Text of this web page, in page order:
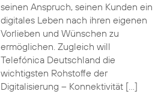
seinen Anspruch, seinen Kunden ein
digitales Leben nach ihren eigenen
Vorlieben und Wünschen zu
ermöglichen. Zugleich will
Telefónica Deutschland die
wichtigsten Rohstoffe der
Digitalisierung – Konnektivität […]